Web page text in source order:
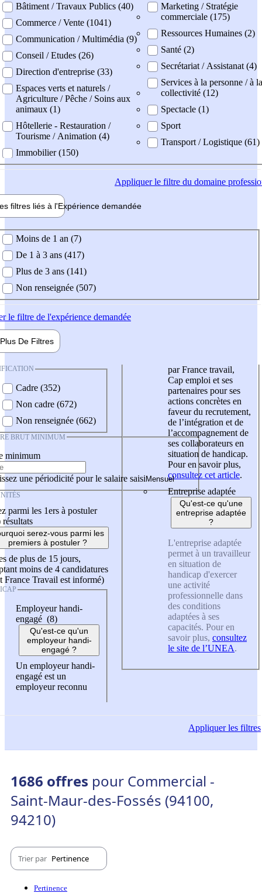
Bâtiment / Travaux Publics (40)
Commerce / Vente (1041)
Communication / Multimédia (9)
Conseil / Etudes (26)
Direction d'entreprise (33)
Espaces verts et naturels /
Agriculture / Pêche / Soins aux
animaux (1)
Hôtellerie - Restauration /
Tourisme / Animation (4)
Immobilier (150)
Marketing / Stratégie
commerciale (175)
Ressources Humaines (2)
Santé (2)
Secrétariat / Assistanat (4)
Services à la personne / à la
collectivité (12)
Spectacle (1)
Sport
Transport / Logistique (61)
Appliquerle filtre du domaine
filtres liés à l'Expérience demandée
demandée
Moins de 1 an (7)
De 1 à 3 ans (417)
Plus de 3 ans (141)
Non renseignée (507)
le filtre de l'expérience demandée
Plus De Filtres
Cadre (352)
Non cadre (672)
Non renseignée (662)
BRUT MINIMUM
minimum
une périodicité pour le salaire saisi
parmi les 1ers à postuler
résultats
serez-vous parmi les
premiers à postuler ?
de plus de 15 jours,
moins de 4 candidatures
France Travail est informé)
Employeur handi-
engagé (8)
Qu'est-ce qu'un
employeur handi-
engagé ?
Un employeur handi-
engagé est un
employeur reconnu
par France travail,
Cap emploi et ses
partenaires pour ses
actions concrètes en
faveur du recrutement,
de l’intégration et de
l’accompagnement de
ses collaborateurs en
situation de handicap.
Pour en savoir plus,
consultez cet article.
Entreprise adaptée
Qu'est-ce qu'une
entreprise adaptée
?
L'entreprise adaptée
permet à un travailleur
en situation de
handicap d'exercer
une activité
professionnelle dans
des conditions
adaptées à ses
capacités. Pour en
savoir plus, consultez
le site de l’UNEA.
Appliquerles filtres
1686 offres pour Commercial -
Saint-Maur-des-Fossés (94100,
94210)
Trier par Pertinence
Pertinence